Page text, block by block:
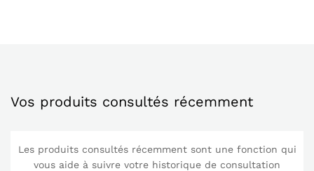
Vos produits consultés récemment
Les produits consultés récemment sont une fonction qui
vous aide à suivre votre historique de consultation